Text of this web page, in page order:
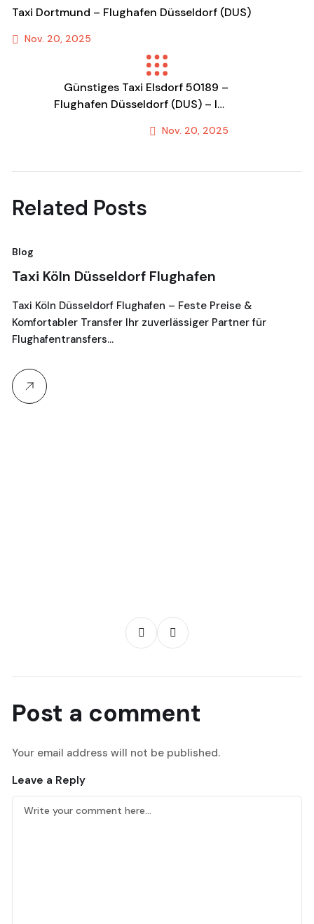
Taxi Dortmund – Flughafen Düsseldorf (DUS)
Nov. 20, 2025
Günstiges Taxi Elsdorf 50189 –
Flughafen Düsseldorf (DUS) – Ihr
Nov. 20, 2025
Related Posts
Blog
Taxi Köln Düsseldorf Flughafen
Taxi Köln Düsseldorf Flughafen – Feste Preise &
Komfortabler Transfer Ihr zuverlässiger Partner für
Flughafentransfers…
Post a comment
Your email address will not be published.
Leave a Reply